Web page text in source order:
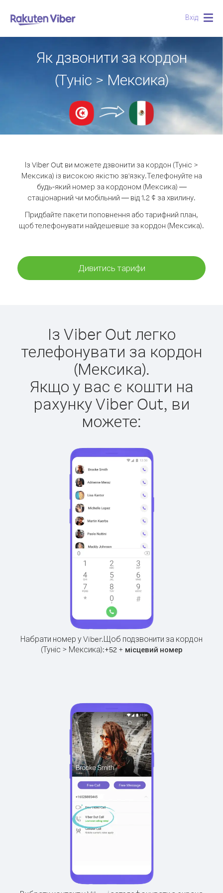
Вхід
Як дзвонити за кордон
(Туніс > Мексика)
Із Viber Out ви можете дзвонити за кордон (Туніс >
Мексика) із високою якістю зв'язку.Телефонуйте на
будь-який номер за кордоном (Мексика) —
стаціонарний чи мобільний — від 1.2 ¢ за хвилину.
Придбайте пакети поповнення або тарифний план,
щоб телефонувати найдешевше за кордон (Мексика).
Дивитись тарифи
Із Viber Out легко
телефонувати за кордон
(Мексика).
Якщо у вас є кошти на
рахунку Viber Out, ви
можете:
Набрати номер у Viber.Щоб подзвонити за кордон
(Туніс > Мексика):+52+ місцевий номер